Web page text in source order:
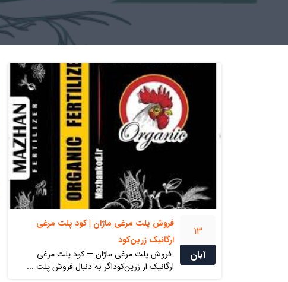
13
آبان
فروش پلت مرغی ماژان | کود پلت مرغی
ارگانیک زرین‌کود
فروش پلت مرغی ماژان — کود پلت مرغی
ارگانیک از زرین‌کوداگر به دنبال فروش پلت ...